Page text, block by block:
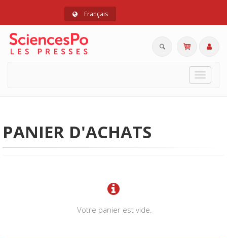
Français
Toggle
PANIER D'ACHATS
Votre panier est vide.